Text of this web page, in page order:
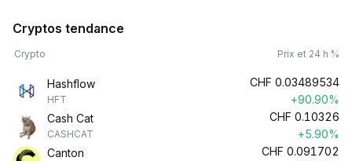
Cryptos tendance
Crypto Prix et 24 h %
Hashflow
HFT
CHF 0.03489534
+90.90%
Cash Cat
CASHCAT
CHF 0.10326
+5.90%
Canton
CHF 0.091702